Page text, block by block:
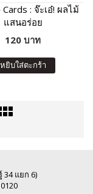
Cards : จ๊ะเอ๋! ผลไม้
แสนอร่อย
120 บาท
หยิบใส่ตะกร้า
แยก 6)